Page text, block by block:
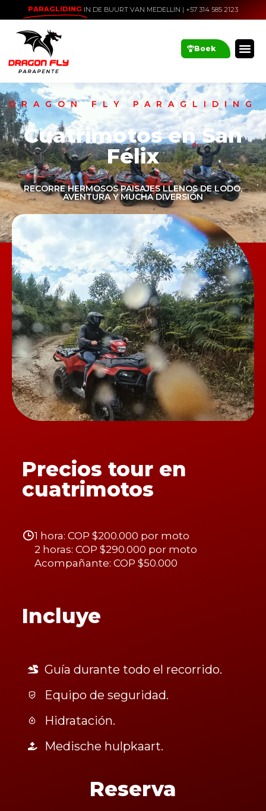
PARAGLIDING IN DE BUURT VAN MEDELLIN | +57 314 585 2123
Boek
DRAGON FLY PARAGLIDING
Cuatrimotos en San
Félix
RECORRE HERMOSOS PAISAJES LLENOS DE LODO,
AVENTURA Y MUCHA DIVERSIÓN
Precios tour en
cuatrimotos
1 hora: COP $200.000 por moto
2 horas: COP $290.000 por moto
Acompañante: COP $50.000
Incluye
Guía durante todo el recorrido.
Equipo de seguridad.
Hidratación.
Medische hulpkaart.
Reserva